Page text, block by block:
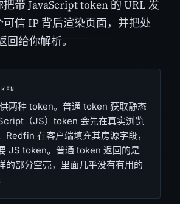
带 JavaScript token 的 URL 发
信 IP 背后渲染页面，并把处
给你解析。
两种 token。普通 token 获取静态
（JS）token 会先在真实浏览
Redfin 在客户端填充其房源字段，
JS token。普通 token 返回的是
的部分空壳，里面几乎没有有用的